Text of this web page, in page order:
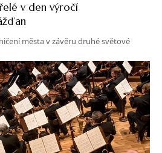
v den výročí
města v závěru druhé světové